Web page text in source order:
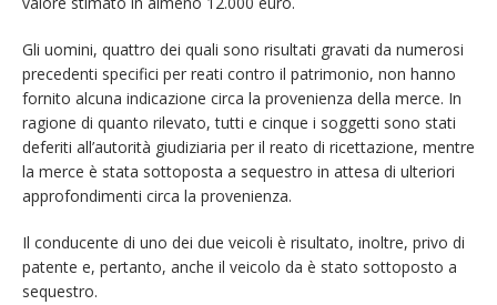
Gli uomini, quattro dei quali sono risultati gravati da numerosi
precedenti specifici per reati contro il patrimonio, non hanno
fornito alcuna indicazione circa la provenienza della merce. In
ragione di quanto rilevato, tutti e cinque i soggetti sono stati
deferiti all’autorità giudiziaria per il reato di ricettazione, mentre
la merce è stata sottoposta a sequestro in attesa di ulteriori
approfondimenti circa la provenienza.
Il conducente di uno dei due veicoli è risultato, inoltre, privo di
patente e, pertanto, anche il veicolo da è stato sottoposto a
sequestro.